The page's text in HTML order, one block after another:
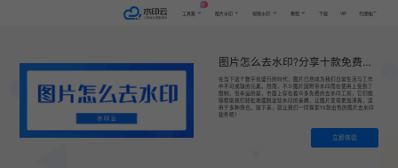
工具集
AI
图片水印 视频水印 教程 下载 VIP 代理推广
图片怎么去水印?分享十款免费好用的去水印工具!
在当下这个数字化盛行的时代，图片已然成为我们日常生活与工作
中不可或缺的元素。然而，不少图片因附带水印而在使用上受到了
限制。但幸运的是，市面上存在着众多免费的去水印工具，它们能
够帮助我们轻松地摆脱这些水印的束缚，让图片变得更加清爽，适
用于多种场合。接下来，就让我们一同探索10款出色的图片去水印
软件吧！
立即体验